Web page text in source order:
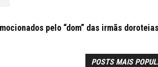
pelo “dom” das irmãs
POSTS MAIS